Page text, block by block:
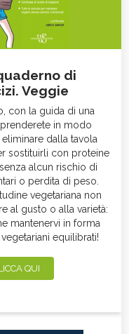
di
Veggie
con la guida di una
in modo
dalla tavola
sostituirli con proteine
alcun rischio di
o perdita di peso.
vegetariana non
al gusto o alla varietà:
mantenervi in forma
equilibrati!
QUI